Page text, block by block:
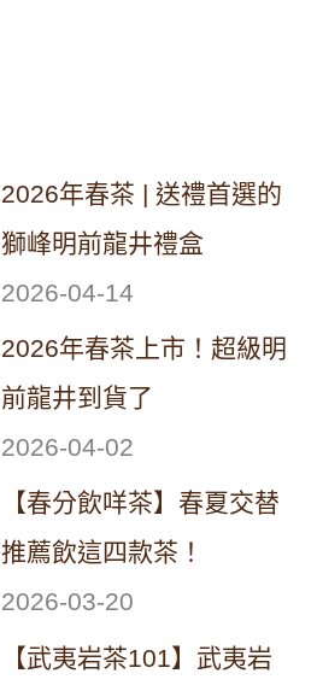
2026年春茶 | 送禮首選的
獅峰明前龍井禮盒
2026-04-14
2026年春茶上市！超級明
前龍井到貨了
2026-04-02
【春分飲咩茶】春夏交替
推薦飲這四款茶！
2026-03-20
【武夷岩茶101】武夷岩